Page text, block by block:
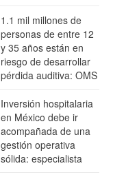
1.1 mil millones de
personas de entre 12
y 35 años están en
riesgo de desarrollar
pérdida auditiva: OMS
Inversión hospitalaria
en México debe ir
acompañada de una
gestión operativa
sólida: especialista